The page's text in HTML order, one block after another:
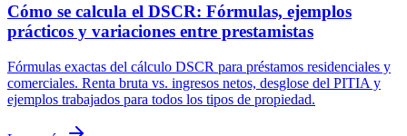
Cómo se calcula el DSCR: Fórmulas, ejemplos
prácticos y variaciones entre prestamistas
Fórmulas exactas del cálculo DSCR para préstamos residenciales y
comerciales. Renta bruta vs. ingresos netos, desglose del PITIA y
ejemplos trabajados para todos los tipos de propiedad.